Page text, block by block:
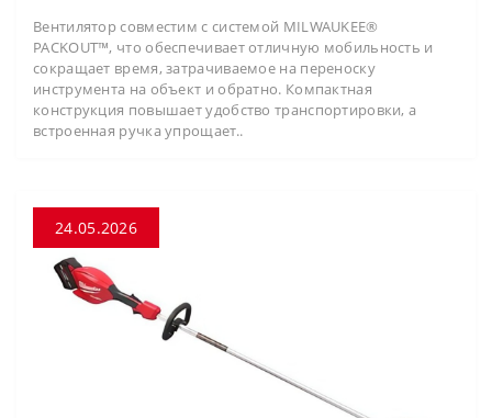
Вентилятор совместим с системой MILWAUKEE®
PACKOUT™, что обеспечивает отличную мобильность и
сокращает время, затрачиваемое на переноску
инструмента на объект и обратно. Компактная
конструкция повышает удобство транспортировки, а
встроенная ручка упрощает..
24.05.2026